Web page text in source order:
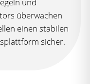
und
überwachen
einen stabilen
sicher.